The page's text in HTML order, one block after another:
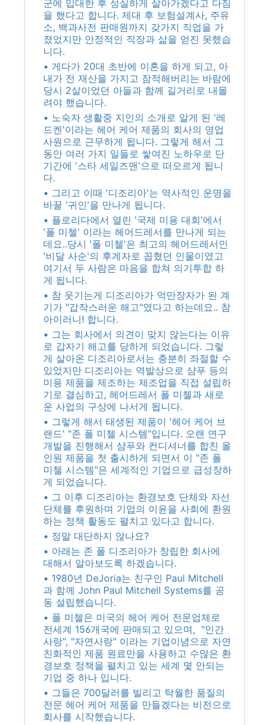
군에 입대한 후 성실하게 살아가겠다고 다짐
을 했다고 합니다. 제대 후 보험설계사, 주유
소, 백과사전 판매원까지 갖가지 직업을 가
졌었지만 안정적인 직장과 삶을 얻진 못했습
니다.
• 게다가 20대 초반에 이혼을 하게 되고, 아
내가 전 재산을 가지고 잠적해버리는 바람에
당시 2살이었던 아들과 함께 길거리로 내몰
려야 했습니다.
• 노숙자 생활중 지인의 소개로 알게 된 '레
드켄'이라는 헤어 케어 제품의 회사의 영업
사원으로 근무하게 됩니다. 그렇게 해서 그
동안 여러 가지 일들로 쌓여진 노하우로 단
기간에 '스타 세일즈맨'으로 떠오르게 됩니
다.
• 그리고 이때 '디조리아'는 역사적인 운명을
바꿀 '귀인'을 만나게 됩니다.
• 플로리다에서 열린 '국제 미용 대회'에서
'폴 미첼' 이라는 헤어드레서를 만나게 되는
데요..당시 '폴 미첼'은 최고의 헤어드레서인
'비달 사순'의 후계자로 꼽혔던 인물이였고
여기서 두 사람은 마음을 합쳐 의기투합 하
게 됩니다.
• 참 웃기는게 디조리아가 억만장자가 된 계
기가 "갑작스러운 해고"였다고 하는데요.. 참
아이러니! 합니다.
• 그는 회사에서 의견이 맞지 않는다는 이유
로 갑자기 해고를 당하게 되었습니다. 그렇
게 살아온 디조리아로서는 충분히 좌절할 수
있었지만 디조리아는 역발상으로 샴푸 등의
미용 제품을 제조하는 제조업을 직접 설립하
기로 결심하고, 헤어드레서 폴 미첼과 새로
운 사업의 구상에 나서게 됩니다.
• 그렇게 해서 태생된 제품이 '헤어 케어 브
랜드' "존 폴 미첼 시스템"입니다. 오랜 연구
개발을 진행해서 샴푸와 컨디셔너를 합친 올
인원 제품을 첫 출시하게 되면서 이 "존 폴
미첼 시스템"은 세계적인 기업으로 급성장하
게 되었습니다.
• 그 이후 디조리아는 환경보호 단체와 자선
단체를 후원하며 기업의 이윤을 사회에 환원
하는 정책 활동도 펼치고 있다고 합니다.
• 정말 대단하지 않나요?
• 아래는 존 폴 디조리아가 창립한 회사에
대해서 알아보도록 하겠습니다.
• 1980년 DeJoria는 친구인 Paul Mitchell
과 함께 John Paul Mitchell Systems를 공
동 설립했습니다.
• 폴 미첼은 미국의 헤어 케어 전문업체로
전세계 156개국에 판매되고 있으며, "인간
사랑", "자연사랑" 이라는 기업이념으로 자연
친화적인 제품 원료만을 사용하고 수많은 환
경보호 정책을 펼치고 있는 세계 몇 안되는
기업 중 하나 입니다.
• 그들은 700달러를 빌리고 탁월한 품질의
전문 헤어 케어 제품을 만들겠다는 비전으로
회사를 시작했습니다.